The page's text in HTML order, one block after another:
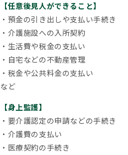
【任意後見人ができること】
・預金の引き出しや支払い手続き
・介護施設への入所契約
・生活費や税金の支払い
・自宅などの不動産管理
・税金や公共料金の支払い
など
【身上監護】
・要介護認定の申請などの手続き
・介護費の支払い
・医療契約の手続き